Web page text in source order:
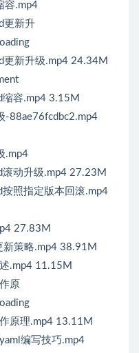
容.mp4
更新升
更新升级.mp4 24.34M
容.mp4 3.15M
-88ae76fcdbc2.mp4
.mp4
动升级.mp4 27.23M
照指定版本回滚.mp4
27.83M
策略.mp4 38.91M
.mp4 11.15M
原
原理.mp4 13.11M
编写技巧.mp4